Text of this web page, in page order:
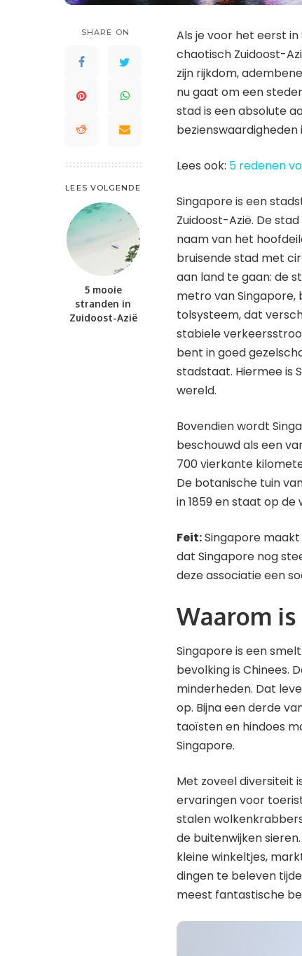
Saint-Barthélemy
St. Kitts en Nevis
Turks- en Caicoseilanden
SHARE ON
LEES VOLGENDE
5 mooie
stranden in
Zuidoost-Azië
Als je voor het eerst
chaotisch Zuidoost-
zijn rijkdom,
nu gaat om een
stad is een absolute
bezienswaardigheden
Lees ook: 5 redenen
Singapore is een
Zuidoost-Azië. De
naam van het
bruisende stad met
aan land te gaan: de
metro van Singapore,
tolsysteem, dat
stabiele
bent in goed
stadstaat. Hiermee is
wereld.
Bovendien wordt
beschouwd als een
700 vierkante
De botanische tuin
in 1859 en staat op de
Feit:Singapore
dat Singapore nog
deze associatie een
Waarom
Singapore is een
bevolking is Chinees.
minderheden. Dat
op. Bijna een derde
taoïsten en hindoes
Singapore.
Met zoveel diversiteit
ervaringen voor
stalen
de buitenwijken
kleine winkeltjes,
dingen te beleven
meest fantastische